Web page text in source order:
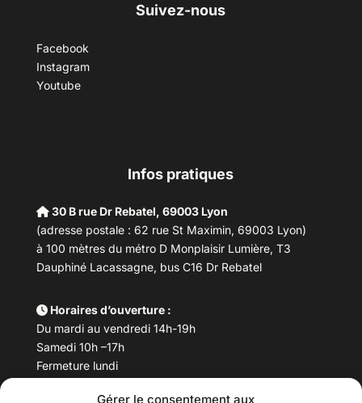
Gérer le consentement aux
Suivez-nous
Facebook
Instagram
Youtube
Infos pratiques
30 B rue Dr Rebatel, 69003 Lyon
(adresse postale : 62 rue St Maximin, 69003 Lyon)
à 100 mètres du métro D Monplaisir Lumière, T3
Dauphiné Lacassagne, bus C16 Dr Rebatel
Horaires d’ouverture :
Du mardi au vendredi 14h-19h
Samedi 10h –17h
Fermeture lundi